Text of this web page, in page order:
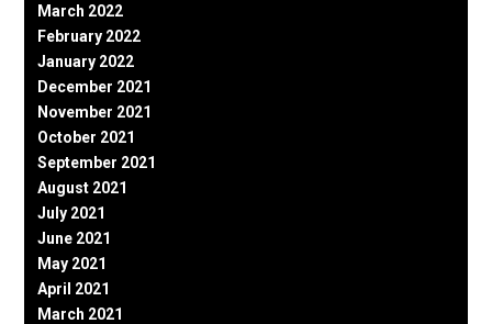
March 2022
February 2022
January 2022
December 2021
November 2021
October 2021
September 2021
August 2021
July 2021
June 2021
May 2021
April 2021
March 2021